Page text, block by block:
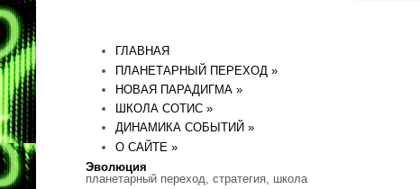
ГЛАВНАЯ
ПЛАНЕТАРНЫЙ ПЕРЕХОД »
НОВАЯ ПАРАДИГМА »
ШКОЛА СОТИС »
ДИНАМИКА СОБЫТИЙ »
О САЙТЕ »
Эволюция
планетарный переход, стратегия, школа